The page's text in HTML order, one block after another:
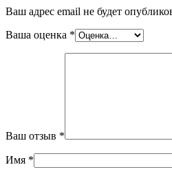
Ваш адрес email не будет
Ваша оценка *
Ваш отзыв *
Имя *